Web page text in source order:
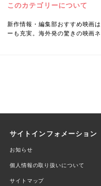
このカテゴリーについて
新作情報・編集部おすすめ映画
ーも充実。海外発の驚きの映画
サイトインフォメーション
お知らせ
個人情報の取り扱いについて
サイトマップ